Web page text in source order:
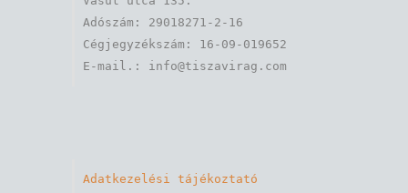
Adószám: 29018271-2-16
Cégjegyzékszám: 16-09-019652
Adatkezelési tájékoztató